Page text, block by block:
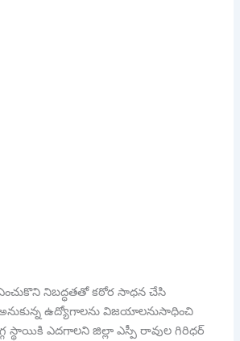
ఎంచుకొని నిబద్ధతతో కఠోర సాధన చేసి
ఉద్యోగాలను విజయాలనుసాధించి
స్థాయికి ఎదగాలని జిల్లా ఎస్పీ రావుల గిరిధర్